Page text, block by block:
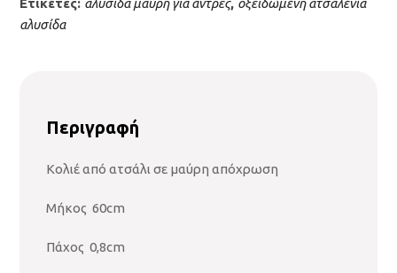
Ετικέτες: αλυσίδα μαύρη για άντρες, οξειδωμένη ατσαλένια
αλυσίδα
Περιγραφή
Κολιέ από ατσάλι σε μαύρη απόχρωση
Μήκος 60cm
Πάχος 0,8cm